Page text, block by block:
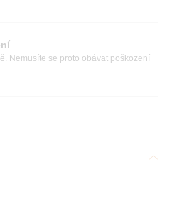
Nemusíte se proto obávat poškození